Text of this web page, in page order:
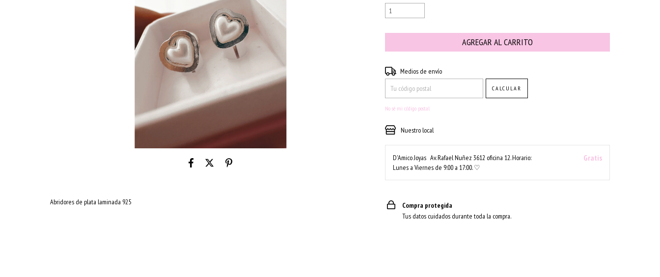
Abridores de plata laminada 925
Entregas para el CP:
Medios de envío
CALCULAR
No sé mi código postal
Nuestro local
D'Amico Joyas Av. Rafael Nuñez 3612 oficina 12. Horario:
Lunes a Viernes de 9:00 a 17:00. ♡
Gratis
Compra protegida
Tus datos cuidados durante toda la compra.